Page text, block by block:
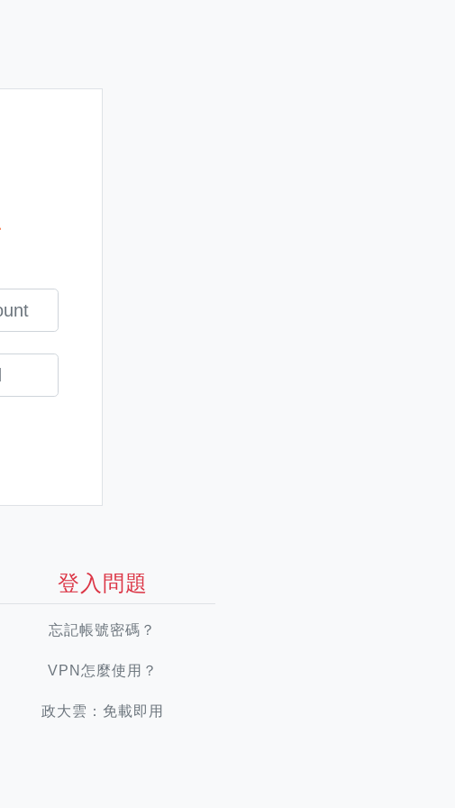
登入問題
忘記帳號密碼？
VPN怎麼使用？
政大雲：免載即用